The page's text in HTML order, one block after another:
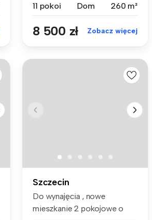
11 pokoi
Dom 260 m²
8 500 zł Zobacz więcej
Szczecin
Do wynajęcia , nowe
mieszkanie 2 pokojowe o